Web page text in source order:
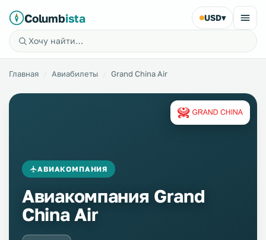
Columbista USD▾
Главная Авиабилеты Grand China Air
АВИАКОМПАНИЯ
Авиакомпания Grand
China Air